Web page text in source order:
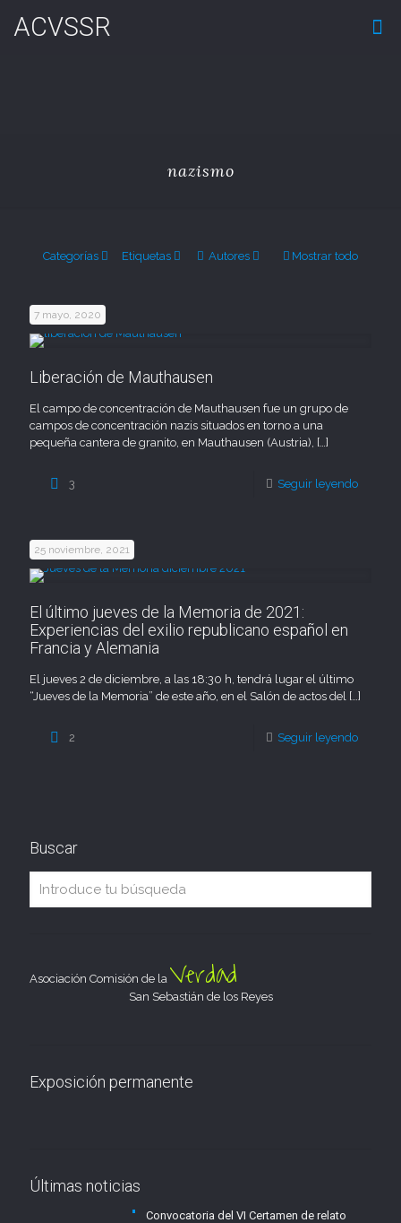
ACVSSR
nazismo
Categorías Etiquetas Autores Mostrar todo
7 mayo, 2020
Liberación de Mauthausen
El campo de concentración de Mauthausen fue un grupo de
campos de concentración nazis situados en torno a una
pequeña cantera de granito, en Mauthausen (Austria), […]
3 Seguir leyendo
25 noviembre, 2021
El último jueves de la Memoria de 2021:
Experiencias del exilio republicano español en
Francia y Alemania
El jueves 2 de diciembre, a las 18:30 h, tendrá lugar el último
“Jueves de la Memoria” de este año, en el Salón de actos del […]
2 Seguir leyendo
Buscar
Asociación Comisión de la Verdad
San Sebastián de los Reyes
Exposición permanente
Últimas noticias
Convocatoria del VI Certamen de relato